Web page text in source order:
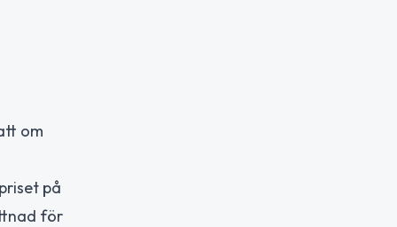
om
på
för